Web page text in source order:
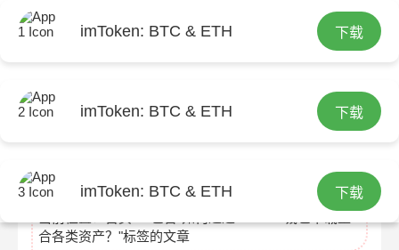
imToken: BTC & ETH 下载
imToken: BTC & ETH 下载
imToken: BTC & ETH 下载
合各类资产？"标签的文章